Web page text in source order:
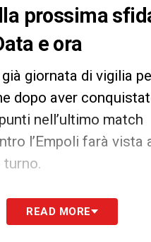
prossima
e ora
giornata di vigilia
dopo aver
nell’ultimo match
l’Empoli farà vista
daJuventusnews24
questa sfida in
READ MORE